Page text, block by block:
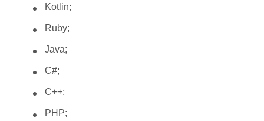
Kotlin;
Ruby;
Java;
C#;
C++;
PHP;